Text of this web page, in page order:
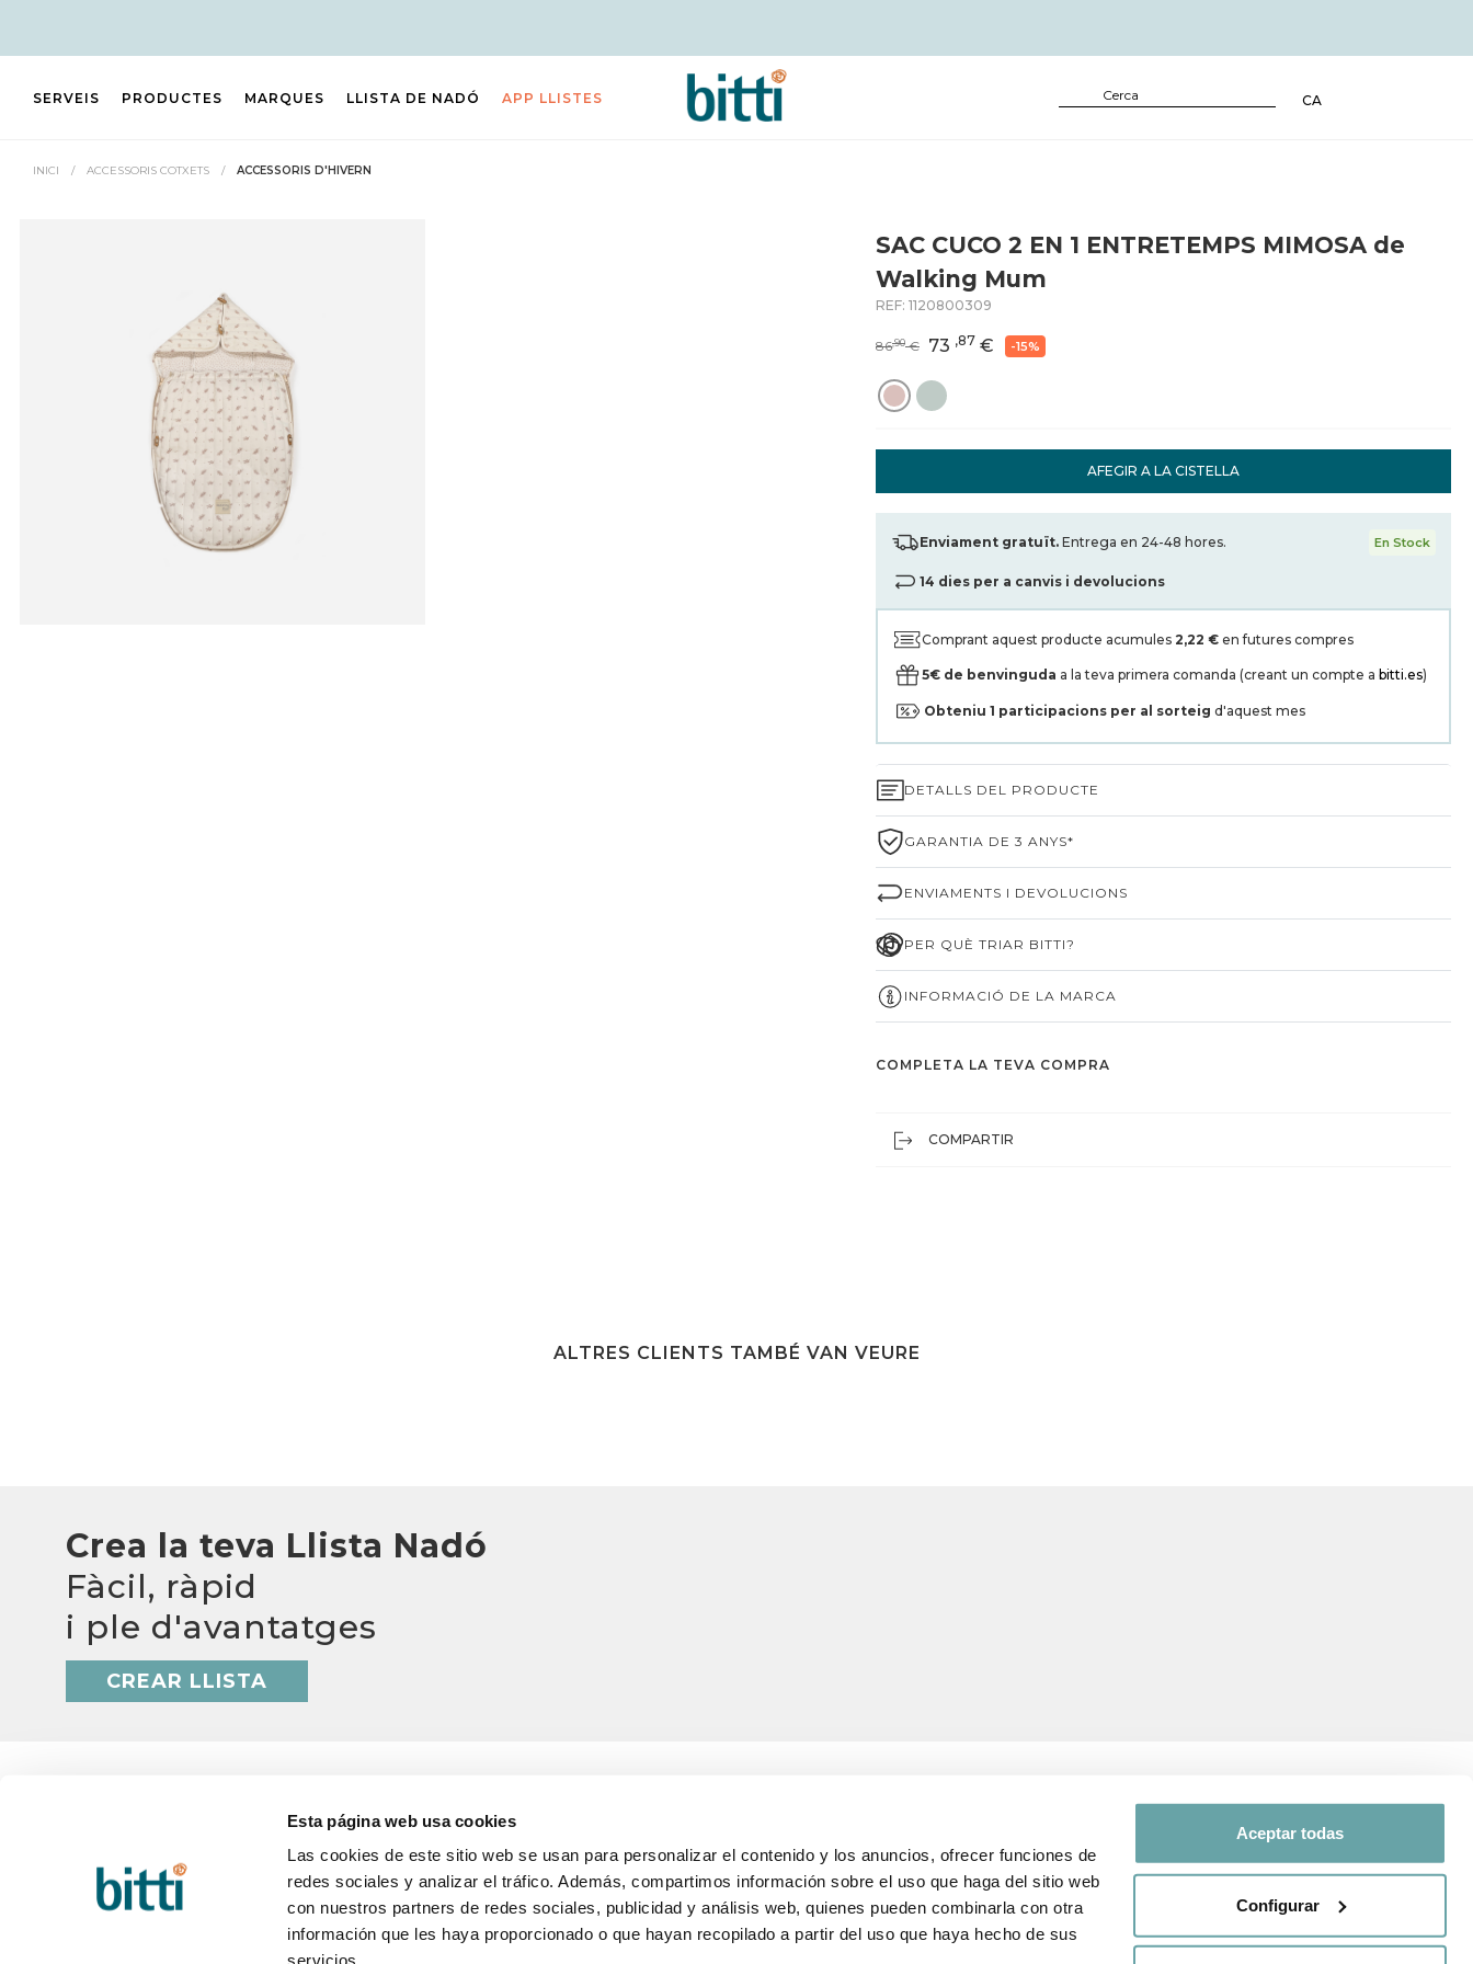
Esta página web usa cookies
Las cookies de este sitio web se usan para personalizar el contenido y los anuncios, ofrecer funciones de
redes sociales y analizar el tráfico. Además, compartimos información sobre el uso que haga del sitio web
con nuestros partners de redes sociales, publicidad y análisis web, quienes pueden combinarla con otra
información que les haya proporcionado o que hayan recopilado a partir del uso que haya hecho de sus
servicios.
Aceptar todas
Configurar
SERVEIS PRODUCTES MARQUES LLISTA DE NADÓ APP LLISTES CA
INICI / ACCESSORIS COTXETS / ACCESSORIS D'HIVERN
SAC CUCO 2 EN 1 ENTRETEMPS MIMOSA de
Walking Mum
REF: 1120800309
86,90€ 73 ,87 € -15%
AFEGIR A LA CISTELLA
Enviament gratuït. Entrega en 24-48 hores. En Stock
14 dies per a canvis i devolucions
Comprant aquest producte acumules 2,22 € en futures compres
5€ de benvinguda a la teva primera comanda (creant un compte a bitti.es)
Obteniu 1 participacions per al sorteig d'aquest mes
DETALLS DEL PRODUCTE
GARANTIA DE 3 ANYS*
ENVIAMENTS I DEVOLUCIONS
PER QUÈ TRIAR BITTI?
INFORMACIÓ DE LA MARCA
COMPLETA LA TEVA COMPRA
COMPARTIR
ALTRES CLIENTS TAMBÉ VAN VEURE
Crea la teva Llista Nadó
Fàcil, ràpid
i ple d'avantatges
CREAR LLISTA
BITTI
Qui som?
Treballa amb nosaltres
Q&A
Terminis de lliurament
Canvis i devolucions
Postvenda
INFORMACIÓ LEGAL
Avís legal
Política de confidencialitat i de protecció
de dades
Política de cookies
SEGUEIX-NOS A
experiència amb nosaltres a